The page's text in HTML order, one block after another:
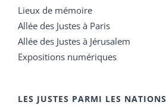
Lieux de mémoire
Allée des Justes à Paris
Allée des Justes à Jérusalem
Expositions numériques
LES JUSTES PARMI LES NATIONS